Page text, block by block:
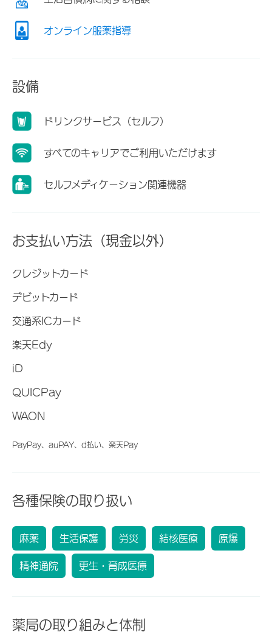
オンライン服薬指導
設備
ドリンクサービス（セルフ）
すべてのキャリアでご利用いただけます
セルフメディケーション関連機器
お支払い方法（現金以外）
クレジットカード
デビットカード
交通系ICカード
楽天Edy
iD
QUICPay
WAON
PayPay、auPAY、d払い、楽天Pay
各種保険の取り扱い
麻薬 生活保護 労災 結核医療 原爆
精神通院 更生・育成医療
薬局の取り組みと体制